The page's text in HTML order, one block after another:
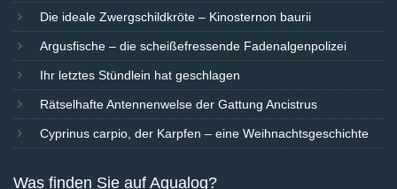
Die ideale Zwergschildkröte – Kinosternon baurii
Argusfische – die scheißefressende Fadenalgenpolizei
Ihr letztes Stündlein hat geschlagen
Rätselhafte Antennenwelse der Gattung Ancistrus
Cyprinus carpio, der Karpfen – eine Weihnachtsgeschichte
Was finden Sie auf Aqualog?